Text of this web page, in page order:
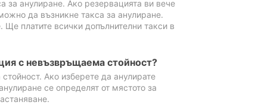
за анулиране. Ако резервацията ви вече
да възникне такса за анулиране.
Ще платите всички допълнителни такси в
с невъзвръщаема стойност?
Ако изберете да анулирате
се определят от мястото за